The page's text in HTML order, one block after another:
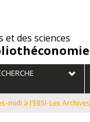
et des sciences
midi à l'EBSI-Les